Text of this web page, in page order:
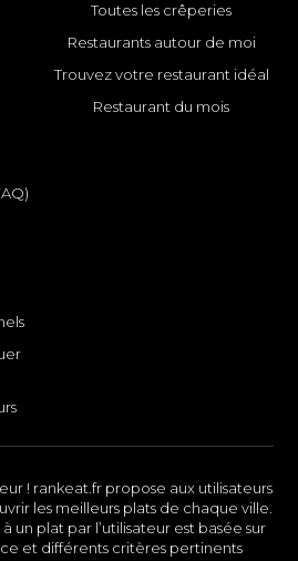
Toutes les crêperies
Restaurants autour de moi
Trouvez votre restaurant idéal
Restaurant du mois
! rankeat.fr propose aux utilisateurs
les meilleurs plats de chaque ville.
un plat par l’utilisateur est basée sur
et différents critères pertinents